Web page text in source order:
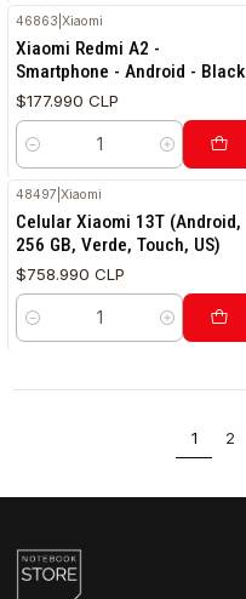
46863 |Xiaomi
Xiaomi Redmi A2 -
Smartphone - Android - Black
$177.990 CLP
Cantidad
48497 |Xiaomi
Celular Xiaomi 13T (Android,
256 GB, Verde, Touch, US)
$758.990 CLP
Cantidad
1 2